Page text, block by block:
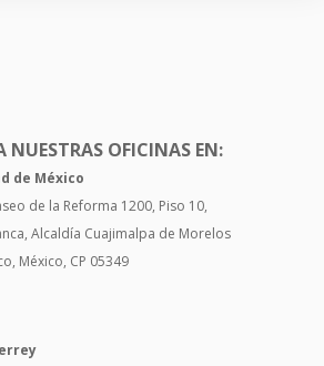
NUESTRAS OFICINAS EN:
de México
de la Reforma 1200, Piso 10,
Alcaldía Cuajimalpa de Morelos
México, CP 05349